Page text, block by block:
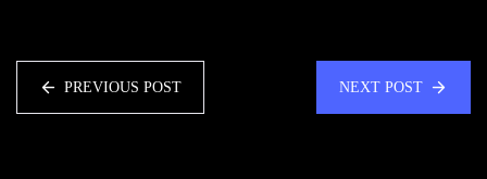
PREVIOUS POST NEXT POST